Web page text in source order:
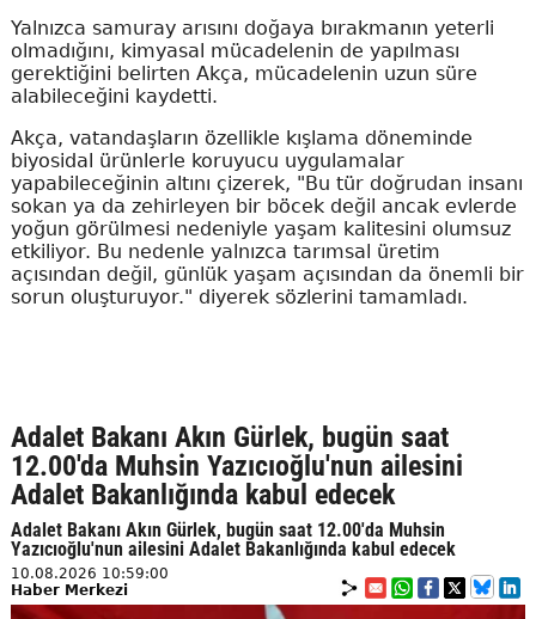
Yalnızca samuray arısını doğaya bırakmanın yeterli
olmadığını, kimyasal mücadelenin de yapılması
gerektiğini belirten Akça, mücadelenin uzun süre
alabileceğini kaydetti.
Akça, vatandaşların özellikle kışlama döneminde
biyosidal ürünlerle koruyucu uygulamalar
yapabileceğinin altını çizerek, "Bu tür doğrudan insanı
sokan ya da zehirleyen bir böcek değil ancak evlerde
yoğun görülmesi nedeniyle yaşam kalitesini olumsuz
etkiliyor. Bu nedenle yalnızca tarımsal üretim
açısından değil, günlük yaşam açısından da önemli bir
sorun oluşturuyor." diyerek sözlerini tamamladı.
Adalet Bakanı Akın Gürlek, bugün saat
12.00'da Muhsin Yazıcıoğlu'nun ailesini
Adalet Bakanlığında kabul edecek
Adalet Bakanı Akın Gürlek, bugün saat 12.00'da Muhsin
Yazıcıoğlu'nun ailesini Adalet Bakanlığında kabul edecek
10.08.2026 10:59:00
Haber Merkezi